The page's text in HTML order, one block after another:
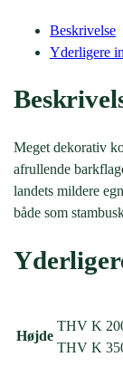
Beskrivelse
Yderligere
Meget dekorativ
afrullende
landets mildere
både som
Højde
THV K
THV K